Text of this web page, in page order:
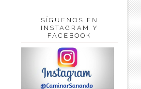
SÍGUENOS EN
INSTAGRAM Y
FACEBOOK